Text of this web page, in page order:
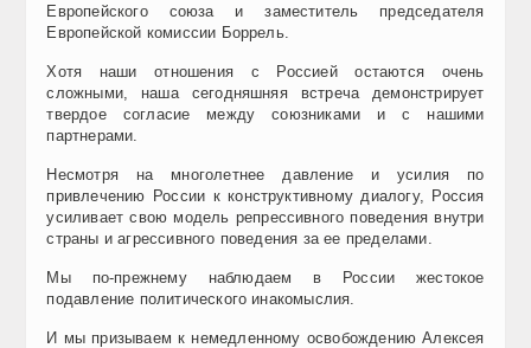
Европейского союза и заместитель председателя
Европейской комиссии Боррель.
Хотя наши отношения с Россией остаются очень
сложными, наша сегодняшняя встреча демонстрирует
твердое согласие между союзниками и с нашими
партнерами.
Несмотря на многолетнее давление и усилия по
привлечению России к конструктивному диалогу, Россия
усиливает свою модель репрессивного поведения внутри
страны и агрессивного поведения за ее пределами.
Мы по-прежнему наблюдаем в России жестокое
подавление политического инакомыслия.
И мы призываем к немедленному освобождению Алексея